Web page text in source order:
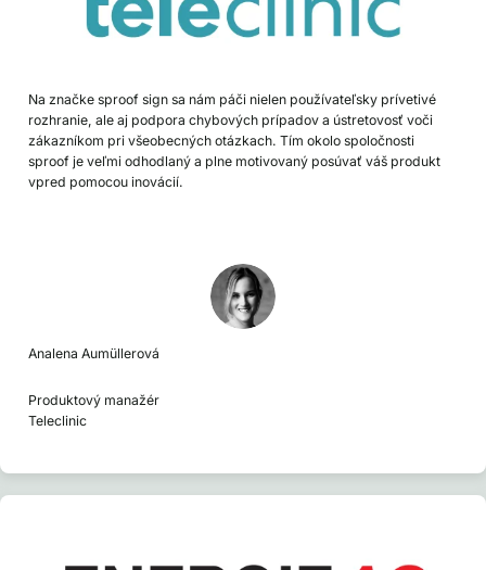
Na značke sproof sign sa nám páči nielen používateľsky prívetivé
rozhranie, ale aj podpora chybových prípadov a ústretovosť voči
zákazníkom pri všeobecných otázkach. Tím okolo spoločnosti
sproof je veľmi odhodlaný a plne motivovaný posúvať váš produkt
vpred pomocou inovácií.
Analena Aumüllerová
Produktový manažér
Teleclinic